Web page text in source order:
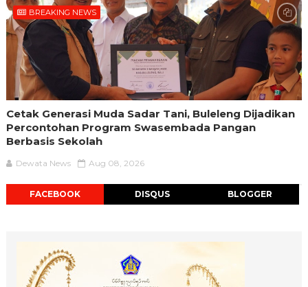
BREAKING NEWS
Cetak Generasi Muda Sadar Tani, Buleleng Dijadikan
Percontohan Program Swasembada Pangan
Berbasis Sekolah
Dewata News Aug 08, 2026
FACEBOOK DISQUS BLOGGER